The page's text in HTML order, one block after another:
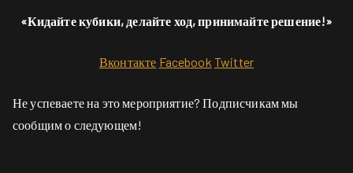
«Кидайте кубики, делайте ход, принимайте решение!»
Вконтакте Facebook Twitter
Не успеваете на это мероприятие? Подписчикам мы
сообщим о следующем!